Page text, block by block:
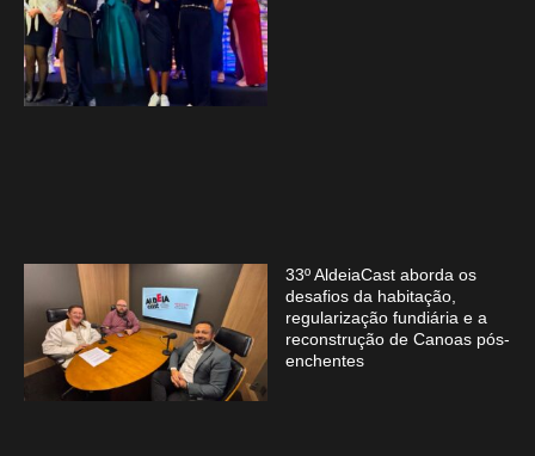
33º AldeiaCast aborda os
desafios da habitação,
regularização fundiária e a
reconstrução de Canoas pós-
enchentes